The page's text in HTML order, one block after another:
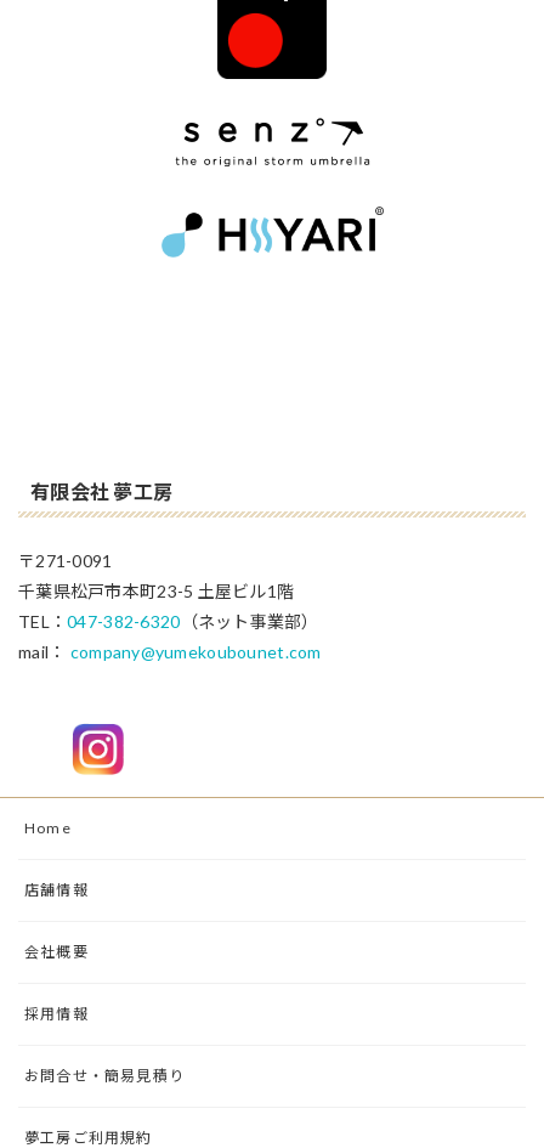
有限会社 夢工房
〒271-0091
千葉県松戸市本町23-5 土屋ビル1階
TEL：047-382-6320 （ネット事業部）
mail： company@yumekoubounet.com
Home
店舗情報
会社概要
採用情報
お問合せ・簡易見積り
夢工房ご利用規約